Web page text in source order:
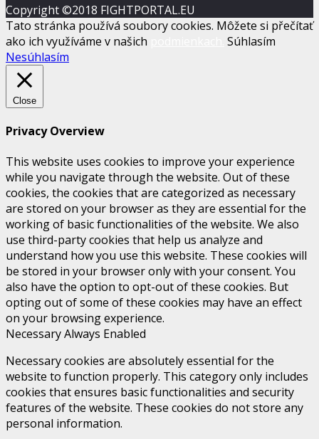
Copyright ©2018 FIGHTPORTAL.EU
Tato stránka používá soubory cookies. Môžete si přečítať
ako ich využíváme v našich
Súhlasím
Nesúhlasím
Close
Privacy Overview
This website uses cookies to improve your experience
while you navigate through the website. Out of these
cookies, the cookies that are categorized as necessary
are stored on your browser as they are essential for the
working of basic functionalities of the website. We also
use third-party cookies that help us analyze and
understand how you use this website. These cookies will
be stored in your browser only with your consent. You
also have the option to opt-out of these cookies. But
opting out of some of these cookies may have an effect
on your browsing experience.
NecessaryAlways Enabled
Necessary cookies are absolutely essential for the
website to function properly. This category only includes
cookies that ensures basic functionalities and security
features of the website. These cookies do not store any
personal information.